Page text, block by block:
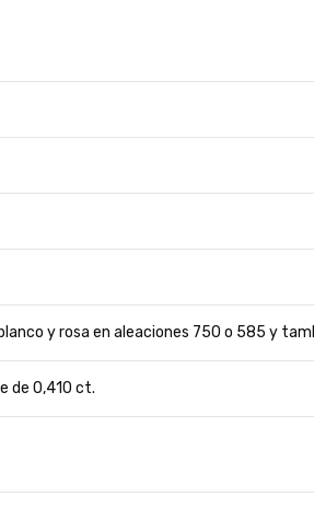
y rosa en aleaciones 750 o 585 y
de 0,410 ct.